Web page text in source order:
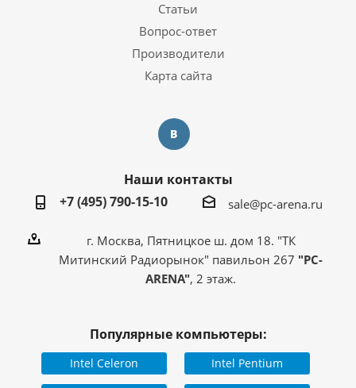
Статьи
Вопрос-ответ
Производители
Карта сайта
Наши контакты
+7 (495) 790-15-10
sale@pc-arena.ru
г. Москва, Пятницкое ш. дом 18. "ТК
Митинский Радиорынок" павильон 267 "PC-
ARENA", 2 этаж.
Популярные компьютеры:
Intel Celeron Intel Pentium